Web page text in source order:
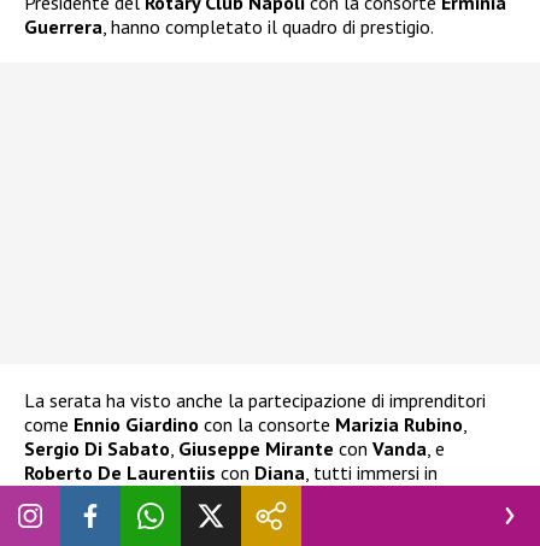
Guerrera , hanno completato il quadro di prestigio.
La serata ha visto anche la partecipazione di imprenditori
come Ennio Giardino con la consorte Marizia Rubino
Sergio Di Sabato Giuseppe Mirante con Vanda , e
Roberto De Laurentiis con Diana , tutti immersi in